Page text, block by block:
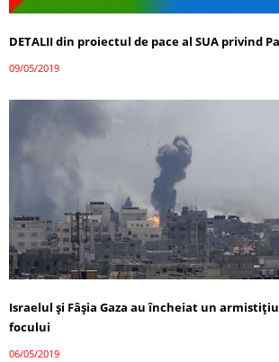
DETALII din proiectul de pace al SUA privind
09/05/2019
Israelul și Fâşia Gaza au încheiat un
focului
06/05/2019